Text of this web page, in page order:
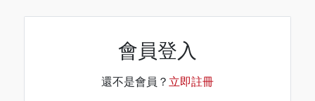
會員登入
還不是會員？ 立即註冊